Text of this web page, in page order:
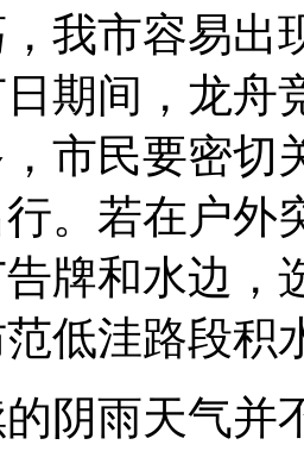
我市容易出
期间，龙舟
市民要密切
。若在户外
牌和水边，
低洼路段积
阴雨天气并